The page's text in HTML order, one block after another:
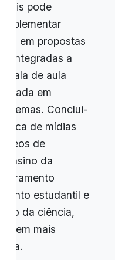
pode
em propostas
e integradas a
sala de aula
em
Conclui-
de mídias
de
ensino da
letramento
estudantil e
da ciência,
mais